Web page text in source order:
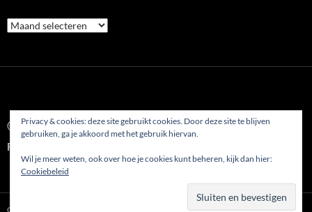
Archief
© 2022
Fotoclub AFVP Etten-Leur
Ondersteund door WordPress
Privacy & cookies: deze site gebruikt cookies. Door deze site te blijven
gebruiken, ga je akkoord met het gebruik hiervan.
Wil je meer weten, ook over hoe je cookies kunt beheren, kijk dan hier:
Cookiebeleid